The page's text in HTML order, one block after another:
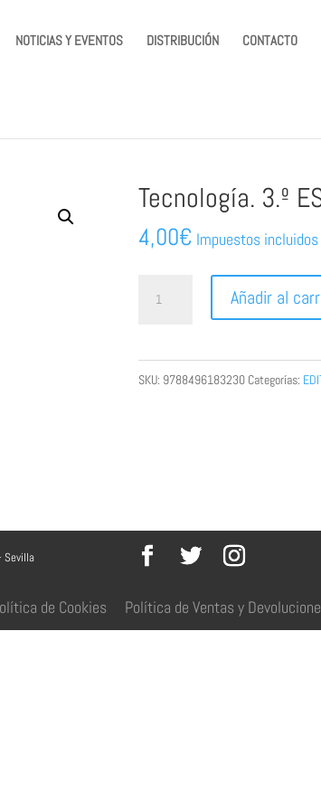
NOTICIAS Y EVENTOS DISTRIBUCIÓN CONTACTO
Tecnología. 3.º
4,00€ Impuestos incluidos
Añadir al
SKU: 9788496183230 Categorías:
Sevilla
de Cookies Política de Ventas y